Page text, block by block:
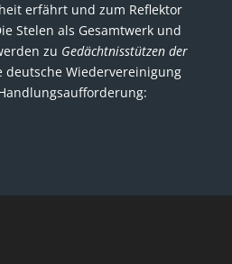
erfährt und zum Reflektor
Stelen als Gesamtwerk und
zu Gedächtnisstützen der
deutsche Wiedervereinigung